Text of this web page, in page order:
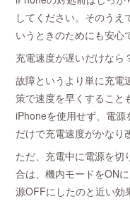
してください。そのうえ
いうときのためにも安心
充電速度が遅いだけなら
故障というより単に充電
策で速度を早くすること
iPhoneを使用せず、電
だけで充電速度がかなり
ただ、充電中に電源を切
合は、機内モードをON
源OFFにしたのと近い効